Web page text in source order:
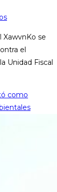
XawvnKo se
el
Unidad Fiscal
como